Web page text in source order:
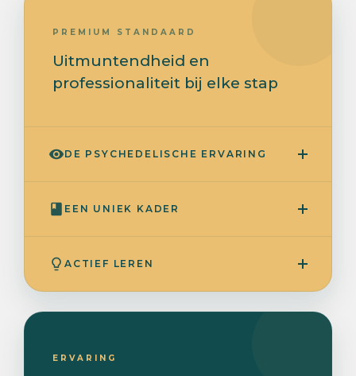
PREMIUM STANDAARD
Uitmuntendheid en
professionaliteit bij elke stap
DE PSYCHEDELISCHE ERVARING
EEN UNIEK KADER
ACTIEF LEREN
ERVARING